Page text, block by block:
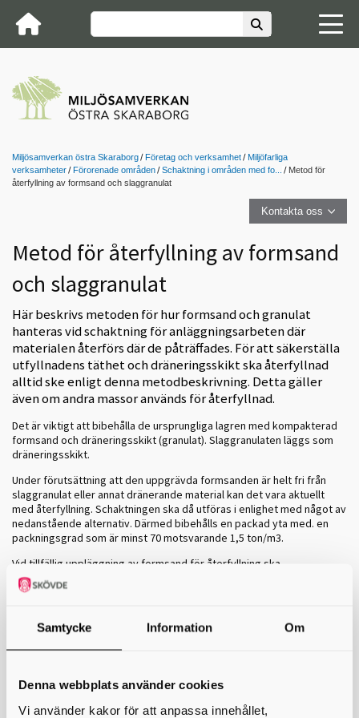
Samtycke Information Om
Denna webbplats använder cookies
Vi använder kakor för att anpassa innehållet,
Miljösamverkan östra Skaraborg Företag och verksamhet
Miljöfarliga
verksamheter
Förorenade områden Schaktning i områden med fo...
Metod för
återfyllning av formsand och slaggranulat
Kontakta oss
Metod för återfyllning av formsand
och slaggranulat
Här beskrivs metoden för hur formsand och granulat
hanteras vid schaktning för anläggningsarbeten där
materialen återförs där de påträffades. För att säkerställa
utfyllnadens täthet och dräneringsskikt ska återfyllnad
alltid ske enligt denna metodbeskrivning. Detta gäller
även om andra massor används för återfyllnad.
Det är viktigt att bibehålla de ursprungliga lagren med kompakterad
formsand och dräneringsskikt (granulat). Slaggranulaten läggs som
dräneringsskikt.
Under förutsättning att den uppgrävda formsanden är helt fri från
slaggranulat eller annat dränerande material kan det vara aktuellt
med återfyllning. Schaktningen ska då utföras i enlighet med något av
nedanstående alternativ. Därmed bibehålls en packad yta med. en
packningsgrad som är minst 70 motsvarande 1,5 ton/m3.
Vid tillfällig uppläggning av formsand för återfyllning ska
verksamhetsutövaren se till att sanden förvaras skyddad från
nederbörd så att dess ursprungliga vattenkvot behålls. Om fukten
Alternativa metoder för återfyllning av schakt med ledningar och
konstruktioner.
återfyllning
a) Schakten återfylls med aktuell formsand och eventuell annat